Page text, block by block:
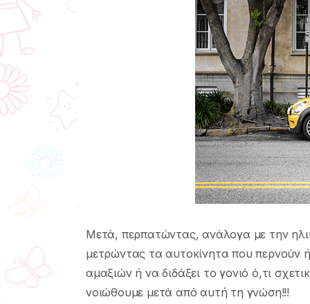
Μετά, περπατώντας, ανάλογα με την
μετρώντας τα αυτοκίνητα που περνούν
αμαξιών ή να διδάξει το γονιό ό,τι
νοιώθουμε μετά από αυτή τη γνώση!!!